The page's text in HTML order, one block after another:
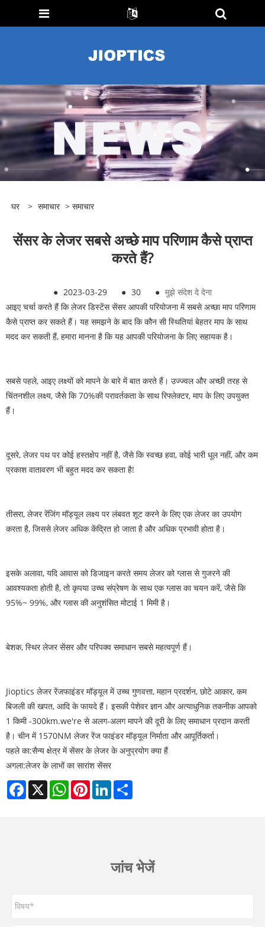
घर > समाचार > समाचार
सेंसर के लेजर सबसे अच्छे माप परिणाम कैसे प्राप्त
करते हैं?
● 2023-03-29 ● 30 ● मुझे संदेश दे देना
आइए चर्चा करते हैं कि लेजर डिस्टेंस सेंसर आपकी परियोजना में सबसे अच्छा माप परिणाम
कैसे प्राप्त कर सकते हैं। यह समझने के बाद कि कौन सी स्थितियां बेहतर माप के साथ
मदद कर सकती हैं, हमारा मानना है कि यह आपकी परियोजना के लिए सहायक है।
सबसे पहले, आइए लक्ष्यों को मापने के बारे में बात करते हैं। उज्ज्वल और अच्छी तरह से
चिंतनशील लक्ष्य, जैसे कि 70%की परावर्तकता के साथ रिफ्लेक्टर, माप के लिए उपयुक्त
हैं।
दूसरे, लेजर पथ पर कोई हस्तक्षेप नहीं है, जैसे कि स्वच्छ हवा, कोई भारी धूल नहीं, और कम
प्रकाश वातावरण भी बहुत मदद कर सकता है!
तीसरा, लेजर रेंजिंग मॉड्यूल लक्ष्य पर लंबवत शूट करने के लिए एक लेजर का उपयोग
करता है, जिससे लेजर अधिक केंद्रित हो जाता है और अधिक प्रभावी होता है।
इसके अलावा, यदि आवास को डिजाइन करते समय लेजर को ग्लास से गुजरने की
आवश्यकता होती है, तो कृपया उच्च संप्रेषण के साथ एक ग्लास का चयन करें, जैसे कि
95%~ 99%, और ग्लास की अनुशंसित मोटाई 1 मिमी है।
बेशक, स्थिर लेजर सेंसर और परिपक्व समाधान सबसे महत्वपूर्ण हैं।
Jioptics लेजर रेंजफाइंडर मॉड्यूल में उच्च गुणवत्ता, महान प्रदर्शन, छोटे आकार, कम
बिजली की खपत, आदि के फायदे हैं। इसकी पेशेवर ज्ञान और अत्याधुनिक तकनीक आपको
1 किमी -300km.we're से अलग-अलग मापने की दूरी के लिए समाधान प्रदान करती
है। चीन में 1570NM लेजर रेंज फाइंडर मॉड्यूल निर्माता और आपूर्तिकर्ता।
पहले का:सैन्य क्षेत्र में सेंसर के लेजर के अनुप्रयोग क्या हैं
अगला:लेजर के लाभों का सारांश सेंसर
Facebook
X WhatsAppPinterestLinkedIn
जांच भेजें